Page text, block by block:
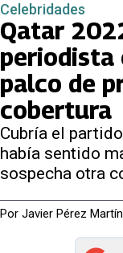
Celebridades
Qatar
periodista
palco de
cobertura
Cubría el
había sentido
sospecha otra
Por Javier Pérez